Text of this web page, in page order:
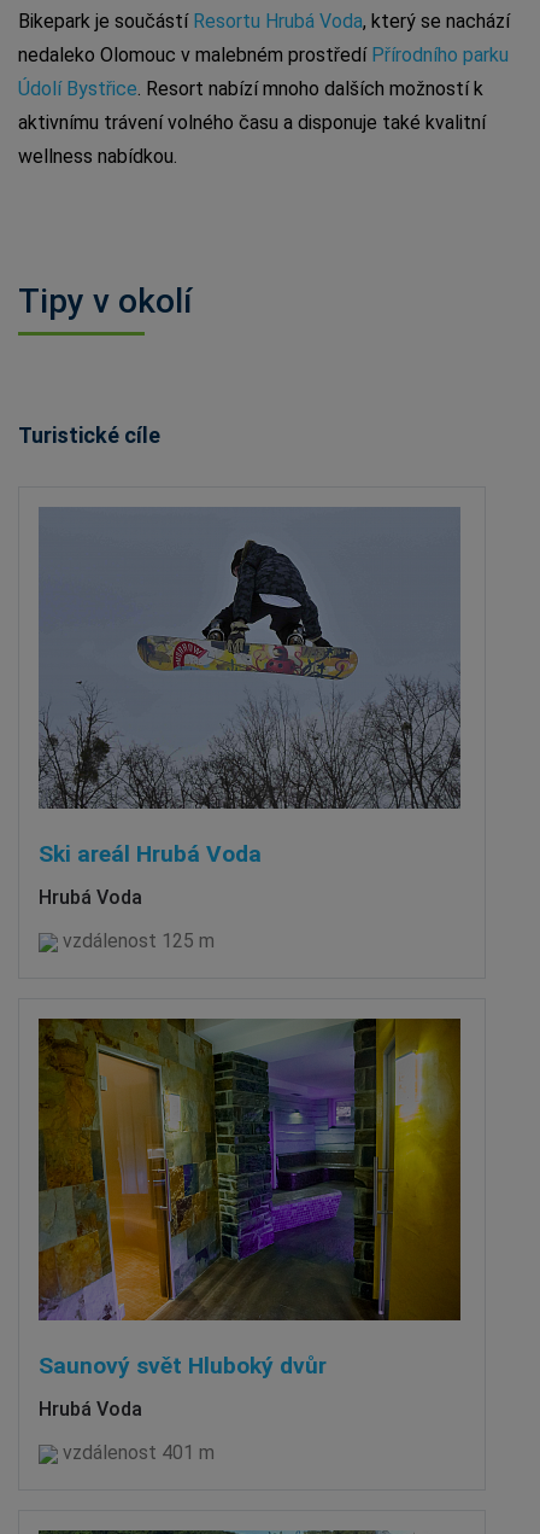
Bikepark je součástí Resortu Hrubá Voda, který se nachází
nedaleko Olomouc v malebném prostředí Přírodního parku
Údolí Bystřice. Resort nabízí mnoho dalších možností k
aktivnímu trávení volného času a disponuje také kvalitní
wellness nabídkou.
Tipy v okolí
Turistické cíle
Ski areál Hrubá Voda
Hrubá Voda
vzdálenost 125 m
Saunový svět Hluboký dvůr
Hrubá Voda
vzdálenost 401 m